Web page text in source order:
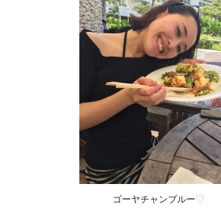
ゴーヤチャンプルー♡